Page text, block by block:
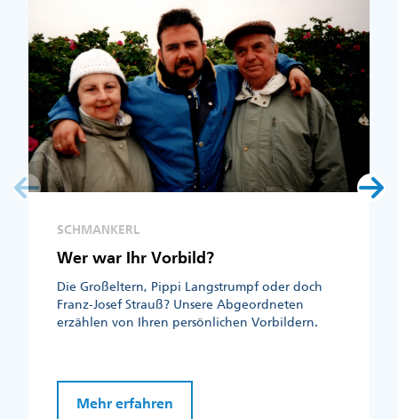
SCHMANKERL
Wer war Ihr Vorbild?
Die Großeltern, Pippi Langstrumpf oder doch
Franz-Josef Strauß? Unsere Abgeordneten
erzählen von Ihren persönlichen Vorbildern.
Mehr erfahren